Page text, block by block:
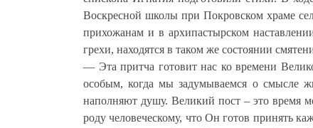
Воскресной школы при Покровском храме
прихожанам и в архипастырском
грехи, находятся в таком же состоянии
— Эта притча готовит нас ко времени
особым, когда мы задумываемся о смысле
наполняют душу. Великий пост – это время
роду человеческому, что Он готов принять